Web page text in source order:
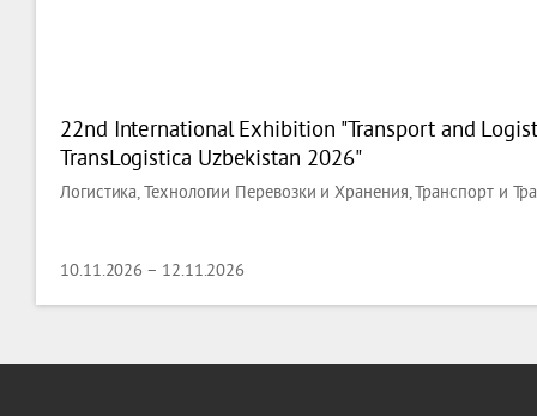
22nd International Exhibition "Transport and
TransLogistica Uzbekistan 2026"
Логистика, Технологии Перевозки и Хранения, Транспорт и
10.11.2026 – 12.11.2026